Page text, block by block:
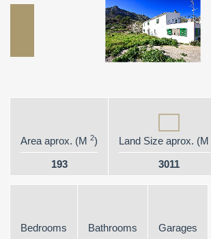
Area aprox. (M 2)
193
Land Size aprox. (M
3011
Bedrooms
Bathrooms
Garages